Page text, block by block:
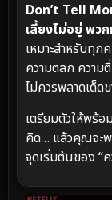
Don’t Tell
เลี้ยงไม่อยู่ พว
เหมาะสำหรับทุ
ความตลก ควา
ไม่ควรพลาดเด็ด
เตรียมตัวให้พร้
คิด… แล้วคุณจะพ
จุดเริ่มต้นของ “